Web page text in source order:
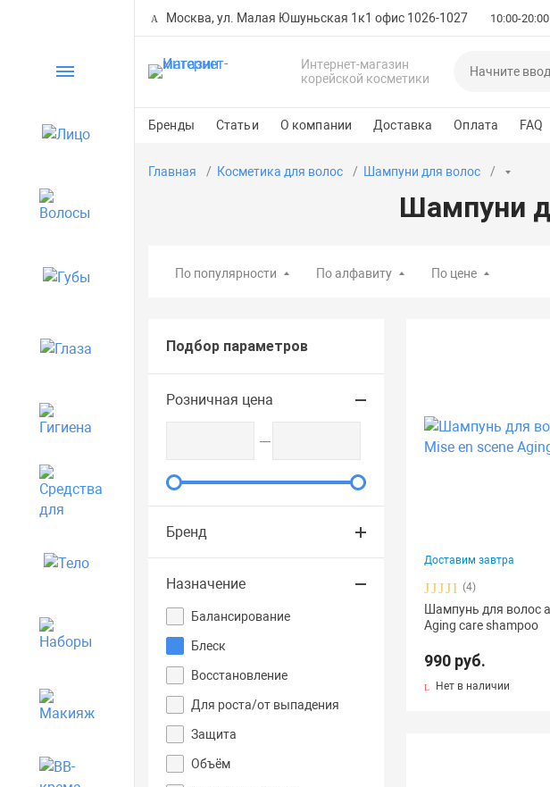
Москва, ул. Малая Юшуньская 1к1 офис 1026-1027 10:00-
Интернет-магазин
корейской косметики
Бренды Статьи О компании Доставка Оплата FAQ
Каталог
Средства для дома
BB-крема
Главная Косметика для волос Шампуни для волос
Шампуни
По популярности По алфавиту По цене
Подбор параметров
Розничная цена
Бренд
Назначение
Балансирование
Блеск
Восстановление
Для роста/от выпадения
Защита
Объём
Доставим завтра
(4)
Шампунь для волос
Aging care shampoo
990 руб.
Нет в наличии